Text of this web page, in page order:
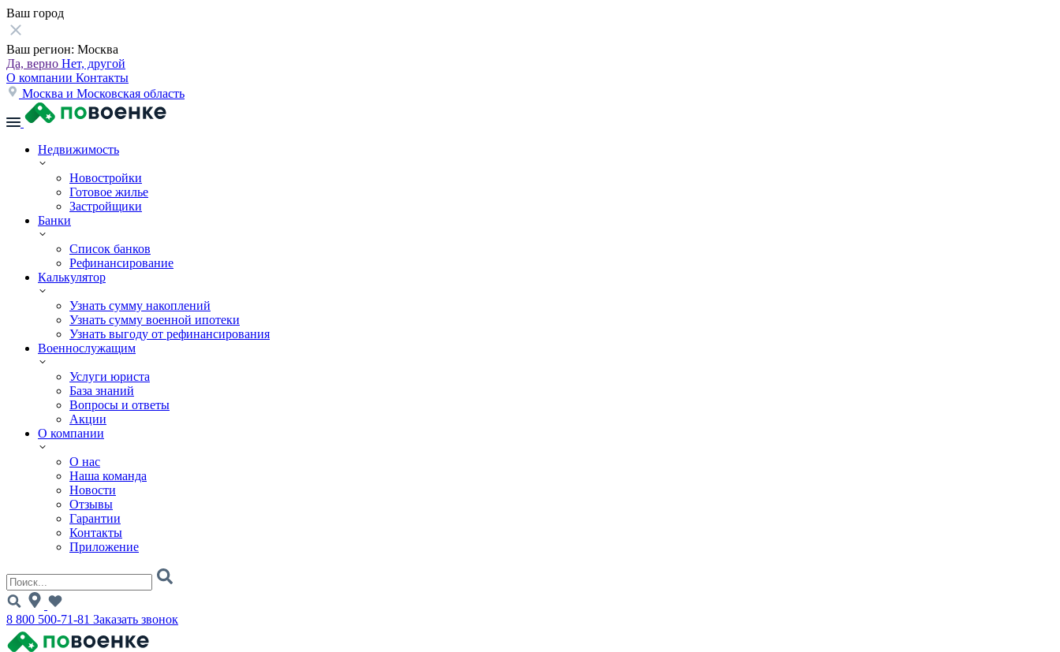
Ваш город
Ваш регион: Москва
Да, верно Нет, другой
О компании Контакты
Москва и Московская область
Недвижимость
Новостройки
Готовое жилье
Застройщики
Банки
Список банков
Рефинансирование
Калькулятор
Узнать сумму накоплений
Узнать сумму военной ипотеки
Узнать выгоду от рефинансирования
Военнослужащим
Услуги юриста
База знаний
Вопросы и ответы
Акции
О компании
О нас
Наша команда
Новости
Отзывы
Гарантии
Контакты
Приложение
8 800 500-71-81 Заказать звонок